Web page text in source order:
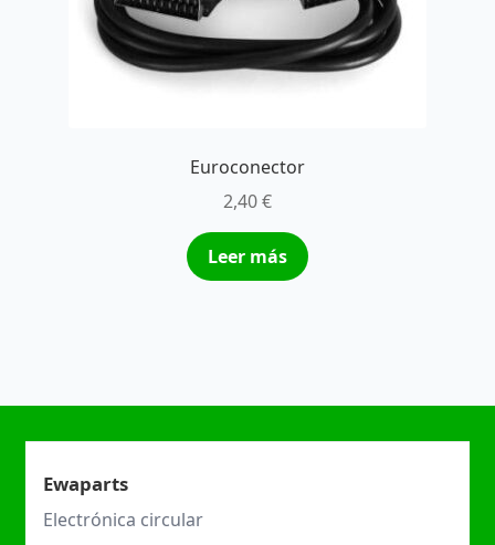
Euroconector
2,40€
Leer más
Ewaparts
Electrónica circular